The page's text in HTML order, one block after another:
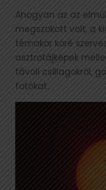
Ahogyan az az
megszokott volt, a
témakor köré
asztrotájképek
távoli csillagokról,
fotókat.